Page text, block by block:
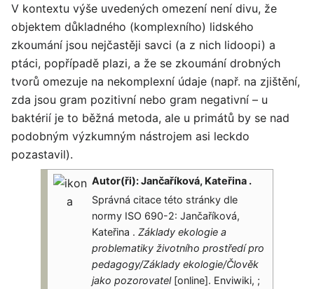
V kontextu výše uvedených omezení není divu, že
objektem důkladného (komplexního) lidského
zkoumání jsou nejčastěji savci (a z nich lidoopi) a
ptáci, popřípadě plazi, a že se zkoumání drobných
tvorů omezuje na nekomplexní údaje (např. na zjištění,
zda jsou gram pozitivní nebo gram negativní – u
baktérií je to běžná metoda, ale u primátů by se nad
podobným výzkumným nástrojem asi leckdo
pozastavil).
Autor(ři): Jančaříková, Kateřina .
Správná citace této stránky dle
normy ISO 690-2: Jančaříková,
Kateřina .Základy ekologie a
problematiky životního prostředí pro
pedagogy/Základy ekologie/Člověk
jako pozorovatel[online]. Enviwiki, ;